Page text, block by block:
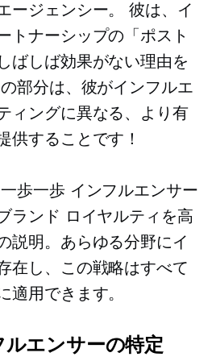
ージェンシー。 彼は、イ
トナーシップの「ポスト
ばしば効果がない理由を
部分は、彼がインフルエ
ィングに異なる、より有
供することです！
一歩一歩インフルエンサー
ランド ロイヤルティを高
説明。あらゆる分野にイ
在し、この戦略はすべて
適用できます。
エンサーの特定